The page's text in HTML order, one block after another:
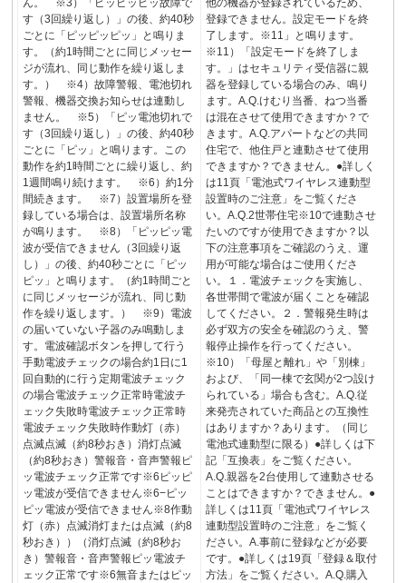
ん。 ※3）「ピッピッピッ故障で
す（3回繰り返し）」の後、約40秒
ごとに「ピッピッピッ」と鳴りま
す。（約1時間ごとに同じメッセー
ジが流れ、同じ動作を繰り返しま
す。） ※4）故障警報、電池切れ
警報、機器交換お知らせは連動し
ません。 ※5）「ピッ電池切れで
す（3回繰り返し）」の後、約40秒
ごとに「ピッ」と鳴ります。この
動作を約1時間ごとに繰り返し、約
1週間鳴り続けます。 ※6）約1分
間続きます。 ※7）設置場所を登
録している場合は、設置場所名称
が鳴ります。 ※8）「ピッピッ電
波が受信できません（3回繰り返
し）」の後、約40秒ごとに「ピッ
ピッ」と鳴ります。（約1時間ごと
に同じメッセージが流れ、同じ動
作を繰り返します。） ※9）電波
の届いていない子器のみ鳴動しま
す。電波確認ボタンを押して行う
手動電波チェックの場合約1日に1
回自動的に行う定期電波チェック
の場合電波チェック正常時電波チ
ェック失敗時電波チェック正常時
電波チェック失敗時作動灯（赤）
点滅点滅（約8秒おき）消灯点滅
（約8秒おき）警報音・音声警報ピ
ッ電波チェック正常です※6ピッピ
ッ電波が受信できません※6−ピッ
ピッ電波が受信できません※8作動
灯（赤）点滅消灯または点滅（約8
秒おき））（消灯点滅（約8秒お
き）警報音・音声警報ピッ電波チ
ェック正常です※6無音またはピッ
他の機器が登録されているため、
登録できません。設定モードを終
了します。※11」と鳴ります。
※11）「設定モードを終了しま
す。」はセキュリティ受信器に親
器を登録している場合のみ、鳴り
ます。A.Q.けむり当番、ねつ当番
は混在させて使用できますか？で
きます。A.Q.アパートなどの共同
住宅で、他住戸と連動させて使用
できますか？できません。●詳しく
は11頁「電池式ワイヤレス連動型
設置時のご注意」をご覧くださ
い。A.Q.2世帯住宅※10で連動させ
たいのですが使用できますか？以
下の注意事項をご確認のうえ、運
用が可能な場合はご使用くださ
い。１．電波チェックを実施し、
各世帯間で電波が届くことを確認
してください。２．警報発生時は
必ず双方の安全を確認のうえ、警
報停止操作を行ってください。
※10）「母屋と離れ」や「別棟」
および、「同一棟で玄関が2つ設け
られている」場合も含む。A.Q.従
来発売されていた商品との互換性
はありますか？あります。（同じ
電池式連動型に限る）●詳しくは下
記「互換表」をご覧ください。
A.Q.親器を2台使用して連動させる
ことはできますか？できません。●
詳しくは11頁「電池式ワイヤレス
連動型設置時のご注意」をご覧く
ださい。A.事前に登録などが必要
です。●詳しくは19頁「登録＆取付
方法」をご覧ください。A.Q.購入